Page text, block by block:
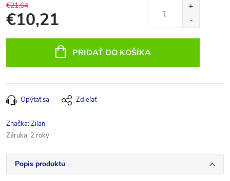
€21,64
€10,21
PRIDAŤ DO KOŠÍKA
Opýtať sa Zdieľať
Značka:Zilan
Záruka: 2 roky
Popis produktu